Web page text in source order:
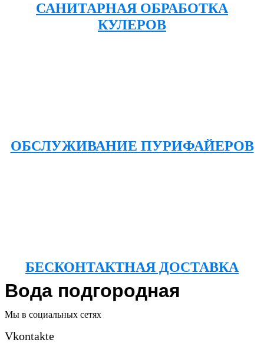
САНИТАРНАЯ ОБРАБОТКА
КУЛЕРОВ
ОБСЛУЖИВАНИЕ ПУРИФАЙЕРОВ
БЕСКОНТАКТНАЯ ДОСТАВКА
Вода подгородная
Мы в социальных сетях
Vkontakte